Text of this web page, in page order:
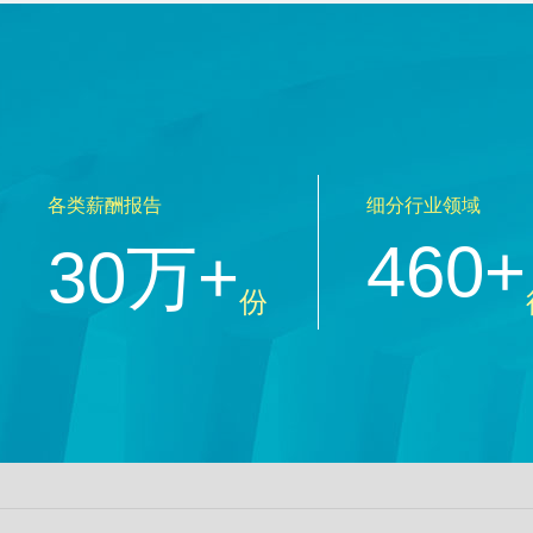
各类薪酬报告
30万+份
细分行业领域
460+